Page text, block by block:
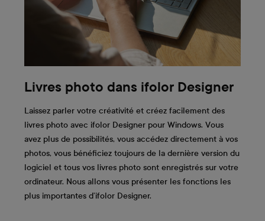
Livres photo dans ifolor Designer
Laissez parler votre créativité et créez facilement des
livres photo avec ifolor Designer pour Windows. Vous
avez plus de possibilités, vous accédez directement à vos
photos, vous bénéficiez toujours de la dernière version du
logiciel et tous vos livres photo sont enregistrés sur votre
ordinateur. Nous allons vous présenter les fonctions les
plus importantes d’ifolor Designer.